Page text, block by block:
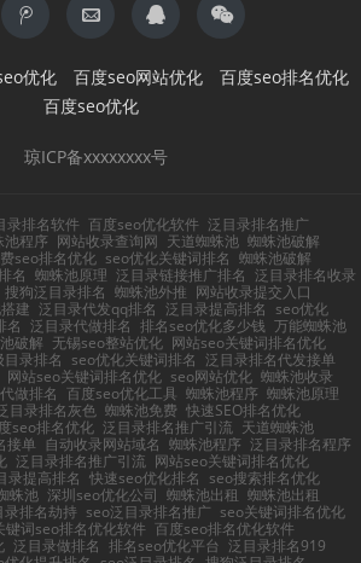
优化 百度seo网站优化
百度seo排名优化
百度seo优化
琼ICP备xxxxxxxx号
录排名软件 百度seo优化软件 泛目录排名推广
池程序 网站收录查询网 天道蜘蛛池 蜘蛛池破解
seo排名优化 seo优化关键词排名 蜘蛛池破解
名 蜘蛛池原理 泛目录链接推广排名 泛目录排名收录
搜狗泛目录排名 蜘蛛池外推 网站收录提交入口
建 泛目录代发qq排名 泛目录提高排名 seo优化
名 泛目录代做排名 排名seo优化多少钱 万能蜘蛛池
破解 无锡seo整站优化 网站seo关键词排名优化
录排名 seo优化关键词排名 泛目录排名代发接单
网站seo关键词排名优化 seo网站优化 蜘蛛池收录
做排名 百度seo优化工具 蜘蛛池程序 蜘蛛池原理
目录排名灰色 蜘蛛池免费 快速SEO排名优化
seo排名优化 泛目录排名推广引流 天道蜘蛛池
接单 自动收录网站域名 蜘蛛池程序 泛目录排名程序
泛目录排名推广引流 网站seo关键词排名优化
录提高排名 快速seo优化排名 seo搜索排名优化
蛛池 深圳seo优化公司 蜘蛛池出租 蜘蛛池出租
录排名劫持 seo泛目录排名推广 seo关键词排名优化
键词seo排名优化软件 百度seo排名优化软件
泛目录做排名 排名seo优化平台 泛目录排名919